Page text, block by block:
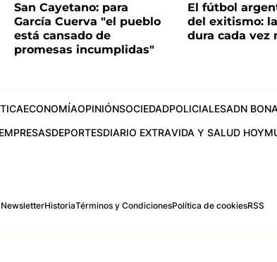
San Cayetano: para
García Cuerva "el pueblo
está cansado de
promesas incumplidas"
El fútbol
del exitismo:
dura cada vez
ECONOMÍAOPINIÓNSOCIEDADPOLICIALESADN
DEPORTESDIARIO EXTRAVIDA Y SALUD HOY
HistoriaTérminos y CondicionesPolítica de cookiesRSS